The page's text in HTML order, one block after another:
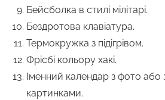
Бейсболка в стилі мілітарі.
Бездротова клавіатура.
Термокружка з підігрівом.
Фрісбі кольору хакі.
Іменний календар з фото
картинками.